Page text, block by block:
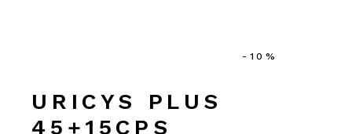
-10%
URICYS PLUS
45+15CPS